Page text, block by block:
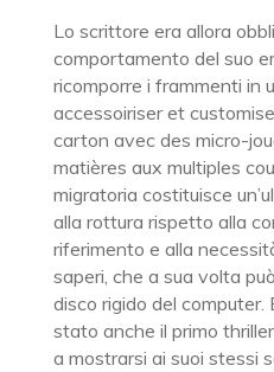
Lo scrittore era allora
comportamento del suo
ricomporre i frammenti in
accessoiriser et
carton avec des micro-
matières aux multiples
migratoria costituisce
alla rottura rispetto alla
riferimento e alla
saperi, che a sua volta
disco rigido del
stato anche il primo
a mostrarsi ai suoi stessi